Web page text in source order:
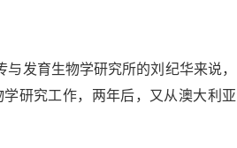
发育生物学研究所的刘纪华来说，
研究工作，两年后，又从澳大利亚